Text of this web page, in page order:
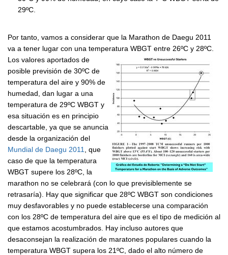
29ºC.
Por tanto, vamos a considerar que la Marathon de Daegu 2011
va a tener lugar con una temperatura WBGT entre 26ºC y 28ºC.
Los valores aportados de
posible previsión de 30ºC de
temperatura del aire y 90% de
humedad, dan lugar a una
temperatura de 29ºC WBGT y
esa situación es en principio
descartable, ya que se anuncia
desde la organización del
Mundial de Daegu 2011
, que
caso de que la temperatura
WBGT supere los 28ºC, la
marathon no se celebrará (con lo que previsiblemente se
retrasaría). Hay que significar que 28ºC WBGT son condiciones
muy desfavorables y no puede establecerse una comparación
con los 28ºC de temperatura del aire que es el tipo de medición al
que estamos acostumbrados. Hay incluso autores que
desaconsejan la realización de maratones populares cuando la
temperatura WBGT supera los 21ºC, dado el alto número de